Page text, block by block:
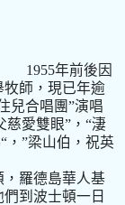
1955年前後因
牧師，現已年逾
兒合唱團”演唱
慈愛雙眼”，“淒
，”梁山伯，祝英
羅德島華人基
到波士頓一日